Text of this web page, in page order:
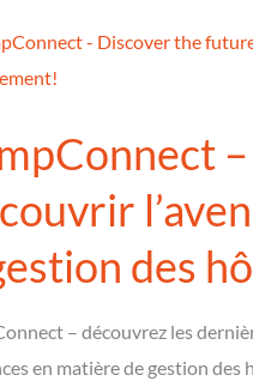
–
des
– découvrez les
en matière de gestion des